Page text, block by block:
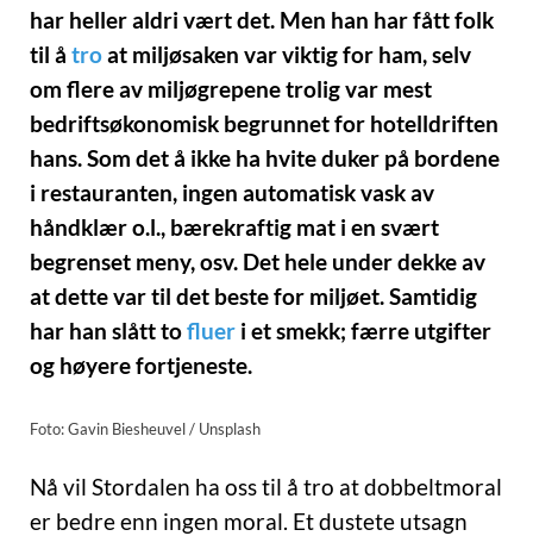
har heller aldri vært det. Men han har fått folk
til å troat miljøsaken var viktig for ham, selv
om flere av miljøgrepene trolig var mest
bedriftsøkonomisk begrunnet for hotelldriften
hans. Som det å ikke ha hvite duker på bordene
i restauranten, ingen automatisk vask av
håndklær o.l., bærekraftig mat i en svært
begrenset meny, osv. Det hele under dekke av
at dette var til det beste for miljøet. Samtidig
har han slått tofluer i et smekk; færre utgifter
og høyere fortjeneste.
Foto: Gavin Biesheuvel / Unsplash
Nå vil Stordalen ha oss til å tro at dobbeltmoral
er bedre enn ingen moral. Et dustete utsagn